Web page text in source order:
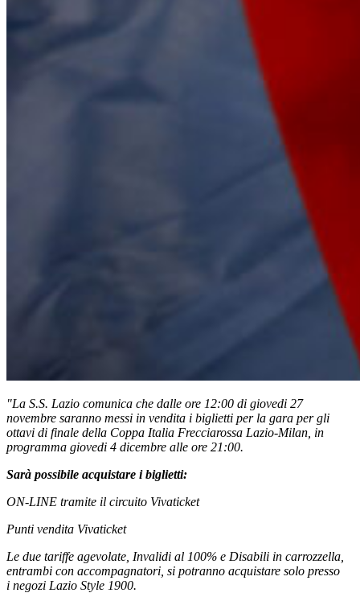
"La S.S. Lazio comunica che dalle ore 12:00 di giovedi 27
novembre saranno messi in vendita i biglietti per la gara per gli
ottavi di finale della Coppa Italia Frecciarossa Lazio-Milan, in
programma giovedi 4 dicembre alle ore 21:00.
Sarà possibile acquistare i biglietti:
ON-LINE tramite il circuito Vivaticket
Punti vendita Vivaticket
Le due tariffe agevolate, Invalidi al 100% e Disabili in carrozzella,
entrambi con accompagnatori, si potranno acquistare solo presso
i negozi Lazio Style 1900.